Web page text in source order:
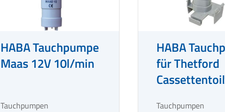
HABA Tauchpumpe
Maas 12V 10l/min
Tauchpumpen
HABA
für Thetford
Tauchpumpen